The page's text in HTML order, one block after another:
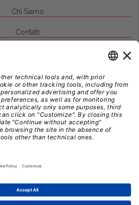
Chi Siamo
Contatti
Note Legali
Privacy
Gestione Cookie